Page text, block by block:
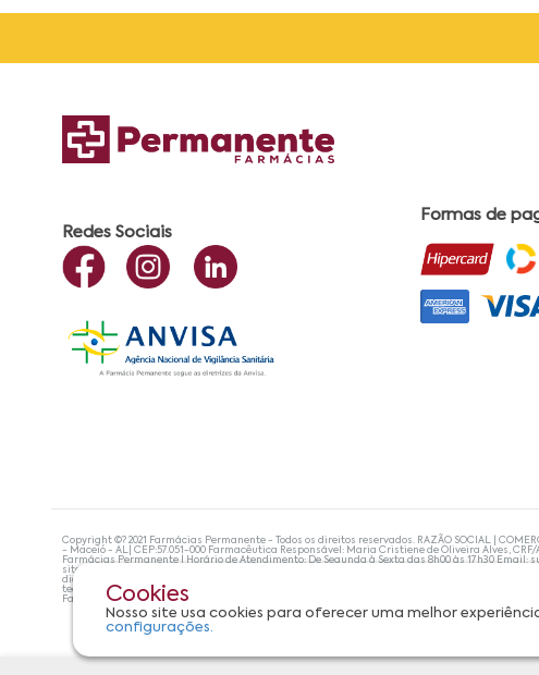
Cookies
Nosso site usa cookies para oferecer uma melhor
configurações.
Redes Sociais
Formas de
Copyright ©? 2021 Farmácias Permanente - Todos os direitos reservados. RAZÃO SOCIAL |
- Maceió - AL| CEP:57.051-000 Farmacêutica Responsável: Maria Cristiene de Oliveira Alves,
Farmácias Permanente | Horário de Atendimento: De Segunda à Sexta das 8h00 às 17h30 Email:
site não devem ser utilizadas para automedicação e, de forma alguma, substituem as
diagnosticar problemas de saúde e prescrever o tratamento adequado. Se os sintomas
tecnologias mais avançadas de proteção de dados, para que você possa realizar suas
Farmácias Permanente. Todos os pedidos efetuados estão sujeitos à confirmação da